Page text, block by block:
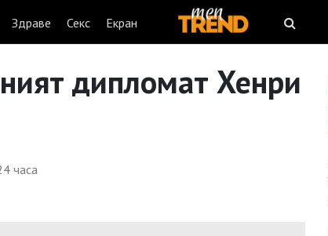
Здраве Секс Екран
дипломат Хенри
часа